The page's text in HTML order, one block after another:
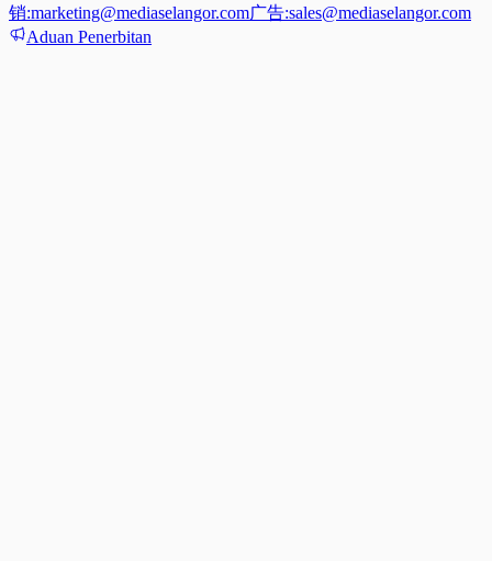
销:marketing@mediaselangor.com广告:sales@mediaselangor.com
Aduan Penerbitan